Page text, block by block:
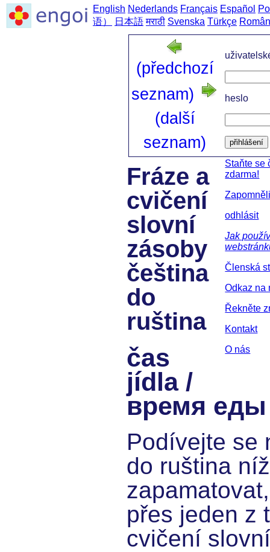
English Nederlands Français Español
语）
日本語 मराठी Svenska Türkçe
heslo
přihlášení
Staňte se
zdarma!
odhlásit
Jak
Členská
Odkaz na
Řekněte
Kontakt
O nás
(předchozí
seznam)
(další
seznam)
Fráze a
cvičení
slovní
zásoby
čeština
do
ruština
čas
jídla /
время еды
Podívejte se
do ruština
přes jeden z
cvičení